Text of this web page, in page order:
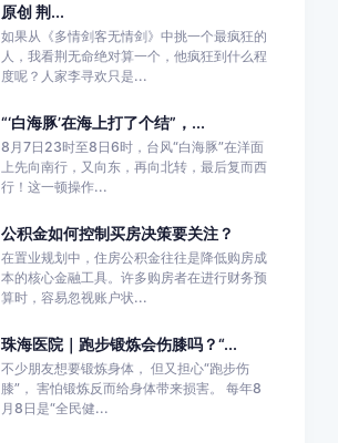
原创 荆...
如果从《多情剑客无情剑》中挑一个最疯狂的
人，我看荆无命绝对算一个，他疯狂到什么程
度呢？人家李寻欢只是...
“‘白海豚’在海上打了个结”，...
8月7日23时至8日6时，台风“白海豚”在洋面
上先向南行，又向东，再向北转，最后复而西
行！这一顿操作...
公积金如何控制买房决策要关注？
在置业规划中，住房公积金往往是降低购房成
本的核心金融工具。许多购房者在进行财务预
算时，容易忽视账户状...
珠海医院｜跑步锻炼会伤膝吗？“...
不少朋友想要锻炼身体， 但又担心“跑步伤
膝”， 害怕锻炼反而给身体带来损害。 每年8
月8日是“全民健...